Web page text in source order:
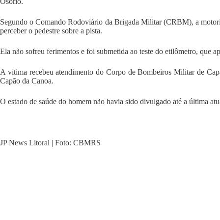
Segundo o Comando Rodoviário da Brigada Militar (CRBM), a
perceber o pedestre sobre a pista.
Ela não sofreu ferimentos e foi submetida ao teste do etilômetro, que
A vítima recebeu atendimento do Corpo de Bombeiros Militar de
Capão da Canoa.
O estado de saúde do homem não havia sido divulgado até a última
JP News Litoral | Foto: CBMRS